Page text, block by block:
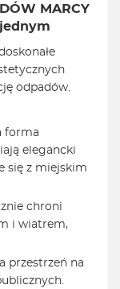
MARCY
odpadów.
forma
elegancki
się z miejskim
chroni
i wiatrem,
przestrzeń na